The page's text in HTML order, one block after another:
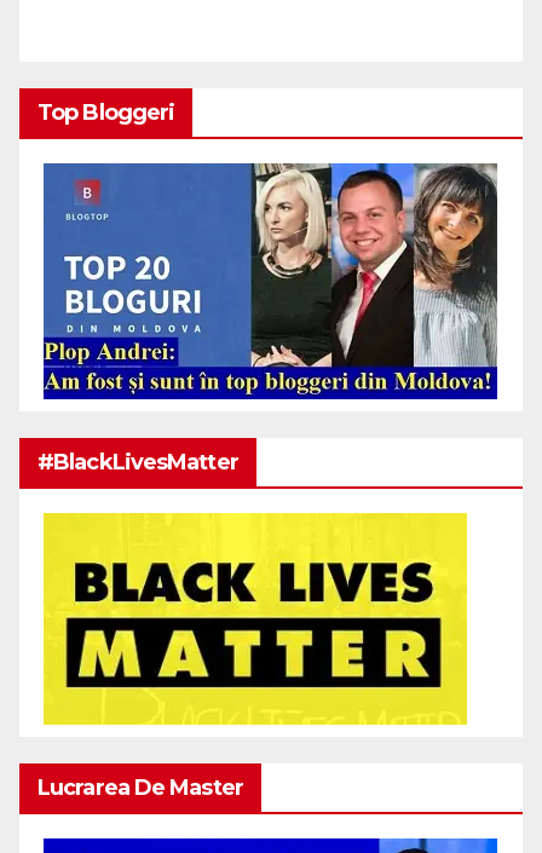
Top Bloggeri
#BlackLivesMatter
Lucrarea De Master